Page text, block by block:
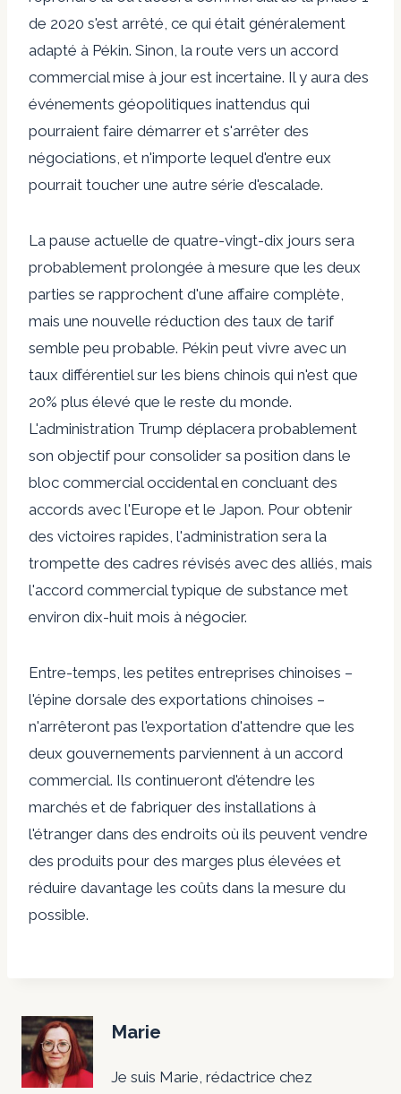
de 2020 s'est arrêté, ce qui était généralement
adapté à Pékin. Sinon, la route vers un accord
commercial mise à jour est incertaine. Il y aura des
événements géopolitiques inattendus qui
pourraient faire démarrer et s'arrêter des
négociations, et n'importe lequel d'entre eux
pourrait toucher une autre série d'escalade.
La pause actuelle de quatre-vingt-dix jours sera
probablement prolongée à mesure que les deux
parties se rapprochent d'une affaire complète,
mais une nouvelle réduction des taux de tarif
semble peu probable. Pékin peut vivre avec un
taux différentiel sur les biens chinois qui n'est que
20% plus élevé que le reste du monde.
L'administration Trump déplacera probablement
son objectif pour consolider sa position dans le
bloc commercial occidental en concluant des
accords avec l'Europe et le Japon. Pour obtenir
des victoires rapides, l'administration sera la
trompette des cadres révisés avec des alliés, mais
l'accord commercial typique de substance met
environ dix-huit mois à négocier.
Entre-temps, les petites entreprises chinoises –
l'épine dorsale des exportations chinoises –
n'arrêteront pas l'exportation d'attendre que les
deux gouvernements parviennent à un accord
commercial. Ils continueront d'étendre les
marchés et de fabriquer des installations à
l'étranger dans des endroits où ils peuvent vendre
des produits pour des marges plus élevées et
réduire davantage les coûts dans la mesure du
possible.
Marie
Je suis Marie, rédactrice chez